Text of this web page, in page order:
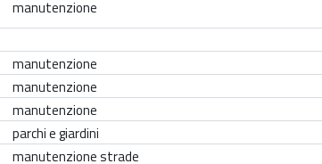
manutenzione
manutenzione
manutenzione
manutenzione
parchi e giardini
manutenzione strade